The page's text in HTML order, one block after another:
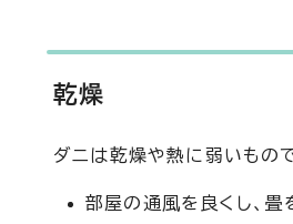
乾燥
ダニは乾燥や熱に弱いもので
部屋の通風を良くし、畳